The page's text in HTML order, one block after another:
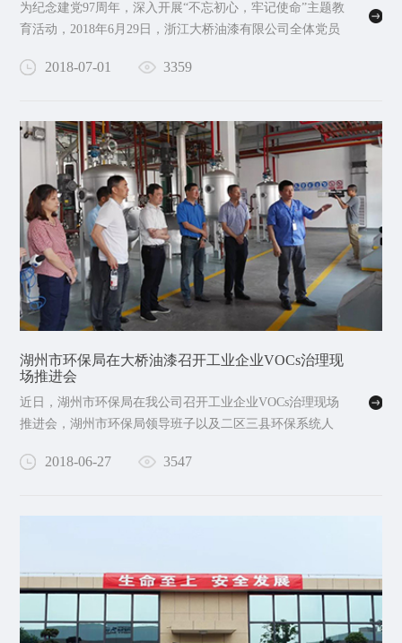
为纪念建党97周年，深入开展“不忘初心，牢记使命”主题教
育活动，2018年6月29日，浙江大桥油漆有限公司全体党员
2018-07-01 3359
湖州市环保局在大桥油漆召开工业企业VOCs治理现
场推进会
近日，湖州市环保局在我公司召开工业企业VOCs治理现场
推进会，湖州市环保局领导班子以及二区三县环保系统人
2018-06-27 3547